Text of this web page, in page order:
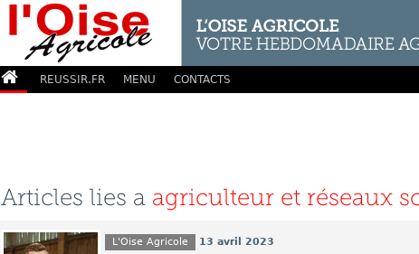
REUSSIR.FR MENU CONTACTS
Articles lies a agriculteur et réseaux
L'Oise Agricole 13 avril 2023